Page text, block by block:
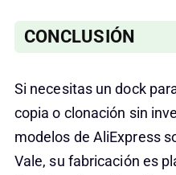
CONCLUSIÓN
Si necesitas un dock
copia o clonación sin
modelos de AliExpress
Vale, su fabricación es